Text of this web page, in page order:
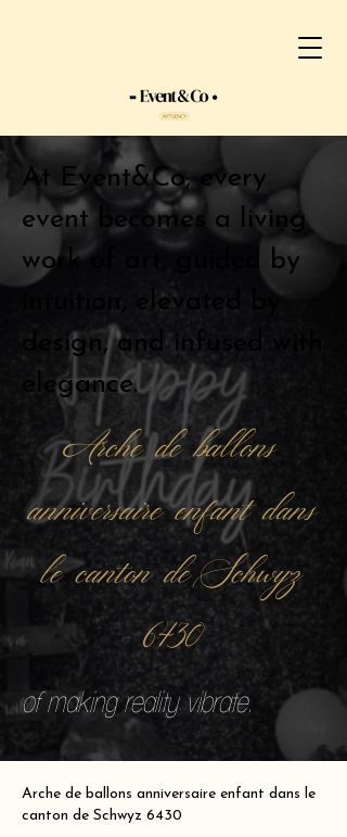
At Event&Co, every
event becomes a living
work of art, guided by
intuition, elevated by
design, and infused with
elegance.
Arche de ballons
anniversaire enfant dans
le canton de Schwyz
6430
of making reality vibrate.
Arche de ballons anniversaire enfant dans le
canton de Schwyz 6430